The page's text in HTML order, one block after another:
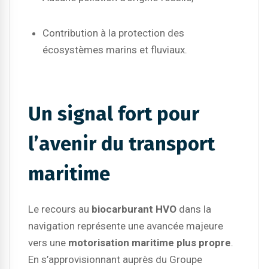
Contribution à la protection des
écosystèmes marins et fluviaux.
Un signal fort pour
l’avenir du transport
maritime
Le recours au biocarburant HVO dans la
navigation représente une avancée majeure
vers une motorisation maritime plus propre
En s’approvisionnant auprès du Groupe